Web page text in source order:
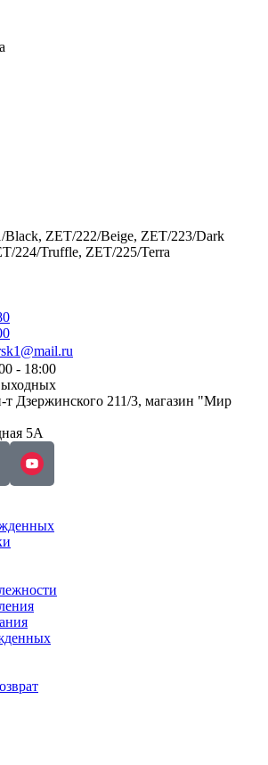
Black, ZET/222/Beige, ZET/223/Dark
224/Truffle, ZET/225/Terra
- 18:00
т Дзержинского 211/3, магазин "Мир
5А